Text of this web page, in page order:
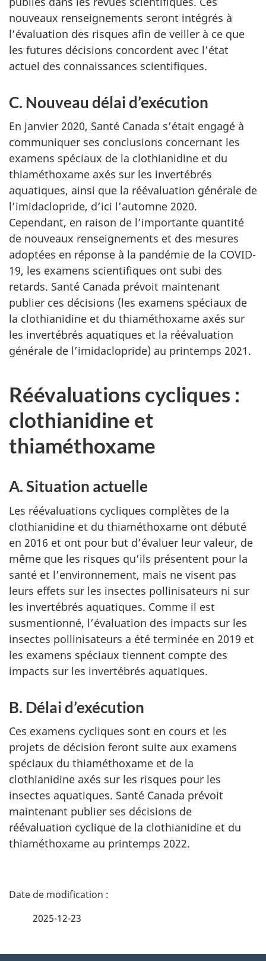
nouveaux renseignements seront intégrés à
l’évaluation des risques afin de veiller à ce que
les futures décisions concordent avec l’état
actuel des connaissances scientifiques.
C. Nouveau délai d’exécution
En janvier 2020, Santé Canada s’était engagé à
communiquer ses conclusions concernant les
examens spéciaux de la clothianidine et du
thiaméthoxame axés sur les invertébrés
aquatiques, ainsi que la réévaluation générale de
l’imidaclopride, d’ici l’automne 2020.
Cependant, en raison de l’importante quantité
de nouveaux renseignements et des mesures
adoptées en réponse à la pandémie de la COVID-
19, les examens scientifiques ont subi des
retards. Santé Canada prévoit maintenant
publier ces décisions (les examens spéciaux de
la clothianidine et du thiaméthoxame axés sur
les invertébrés aquatiques et la réévaluation
générale de l’imidaclopride) au printemps 2021.
Réévaluations cycliques :
clothianidine et
thiaméthoxame
A. Situation actuelle
Les réévaluations cycliques complètes de la
clothianidine et du thiaméthoxame ont débuté
en 2016 et ont pour but d’évaluer leur valeur, de
même que les risques qu’ils présentent pour la
santé et l’environnement, mais ne visent pas
leurs effets sur les insectes pollinisateurs ni sur
les invertébrés aquatiques. Comme il est
susmentionné, l’évaluation des impacts sur les
insectes pollinisateurs a été terminée en 2019 et
les examens spéciaux tiennent compte des
impacts sur les invertébrés aquatiques.
B. Délai d’exécution
Ces examens cycliques sont en cours et les
projets de décision feront suite aux examens
spéciaux du thiaméthoxame et de la
clothianidine axés sur les risques pour les
insectes aquatiques. Santé Canada prévoit
maintenant publier ses décisions de
réévaluation cyclique de la clothianidine et du
thiaméthoxame au printemps 2022.
D
2025-12-23